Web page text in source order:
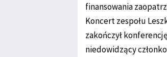
finansowania
Koncert zespołu
zakończył
niedowidzący